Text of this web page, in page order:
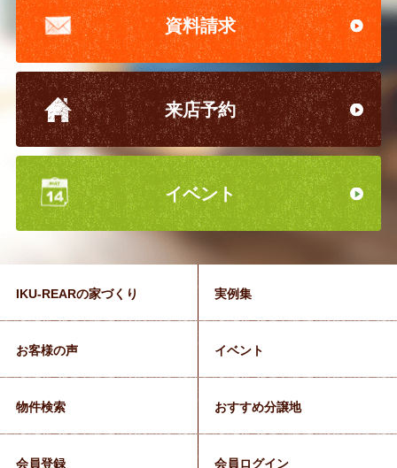
資料請求
来店予約
イベント
IKU-REARの家づくり 実例集
お客様の声 イベント
物件検索 おすすめ分譲地
会員登録 会員ログイン